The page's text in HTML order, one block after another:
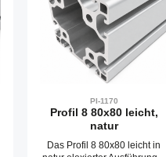
PI-1170
Profil 8 80x80 leicht,
natur
Das Profil 8 80x80 leicht in